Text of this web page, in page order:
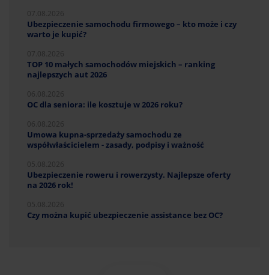
Ubezpieczenie samochodu firmowego – kto może i czy
warto je kupić?
TOP 10 małych samochodów miejskich – ranking
najlepszych aut 2026
OC dla seniora: ile kosztuje w 2026 roku?
Umowa kupna-sprzedaży samochodu ze
współwłaścicielem - zasady, podpisy i ważność
Ubezpieczenie roweru i rowerzysty. Najlepsze oferty
na 2026 rok!
Czy można kupić ubezpieczenie assistance bez OC?